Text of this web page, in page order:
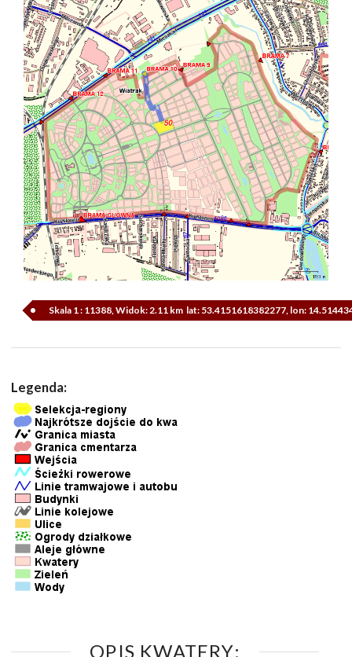
Skala 1 : 11388, Widok: 2.11 km lat: 53.4151618382277, lon:
Legenda:
OPIS KWATERY: